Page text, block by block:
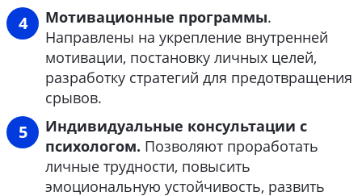
Мотивационные программы.
Направлены на укрепление внутренней
мотивации, постановку личных целей,
разработку стратегий для предотвращения
срывов.
Индивидуальные консультации с
психологом. Позволяют проработать
личные трудности, повысить
эмоциональную устойчивость, развить